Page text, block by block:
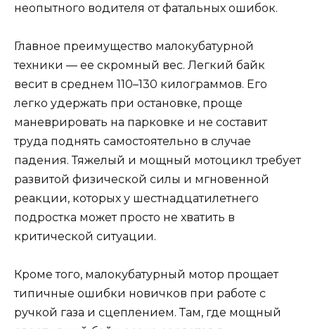
неопытного водителя от фатальных ошибок.
Главное преимущество малокубатурной
техники — ее скромный вес. Легкий байк
весит в среднем 110–130 килограммов. Его
легко удержать при остановке, проще
маневрировать на парковке и не составит
труда поднять самостоятельно в случае
падения. Тяжелый и мощный мотоцикл требует
развитой физической силы и мгновенной
реакции, которых у шестнадцатилетнего
подростка может просто не хватить в
критической ситуации.
Кроме того, малокубатурный мотор прощает
типичные ошибки новичков при работе с
ручкой газа и сцеплением. Там, где мощный